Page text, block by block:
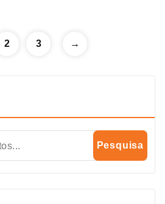
2 3 →
Pesquisa